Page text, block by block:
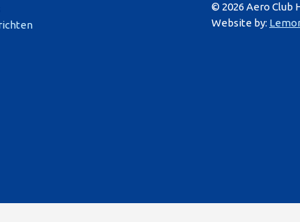
© 2026 Aero Club
Website by: